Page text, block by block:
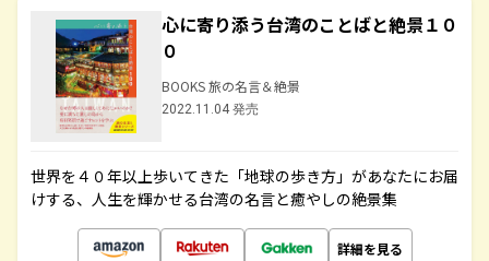
心に寄り添う台湾のことばと絶景１０
０
BOOKS 旅の名言＆絶景
2022.11.04 発売
世界を４０年以上歩いてきた「地球の歩き方」があなたにお届
けする、人生を輝かせる台湾の名言と癒やしの絶景集
詳細を見る